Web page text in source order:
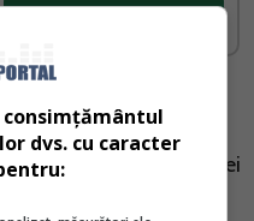
din cedarea folosintei
de asigurari
dvs. cu caracter